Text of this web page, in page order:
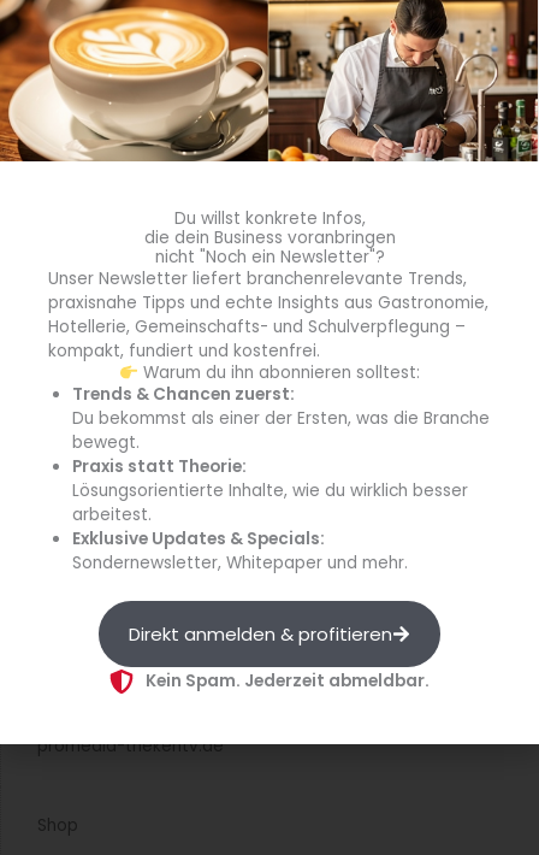
abschließen!
blmedien.de
blgastro.de
moproweb.de
kaeseweb.de
fleischnet.de
diefleischerapp.de
diebestellapp.de
promedia-thekentv.de
Shop
Du willst konkrete Infos,
die dein Business voranbringen
nicht "Noch ein Newsletter"?
Unser Newsletter liefert branchenrelevante Trends,
praxisnahe Tipps und echte Insights aus Gastronomie,
Hotellerie, Gemeinschafts- und Schulverpflegung –
kompakt, fundiert und kostenfrei.
Warum du ihn abonnieren solltest:
Trends & Chancen zuerst:
Du bekommst als einer der Ersten, was die Branche
bewegt.
Praxis statt Theorie:
Lösungsorientierte Inhalte, wie du wirklich besser
arbeitest.
Exklusive Updates & Specials:
Sondernewsletter, Whitepaper und mehr.
Direkt anmelden & profitieren
Kein Spam. Jederzeit abmeldbar.